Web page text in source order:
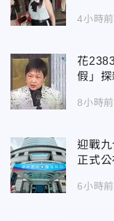
4小時前
花
假」
8小時前
迎戰
正式
6小時前